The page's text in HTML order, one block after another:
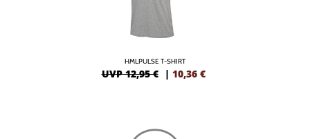
HMLPULSE T-SHIRT
UVP 12,95 € | 10,36 €